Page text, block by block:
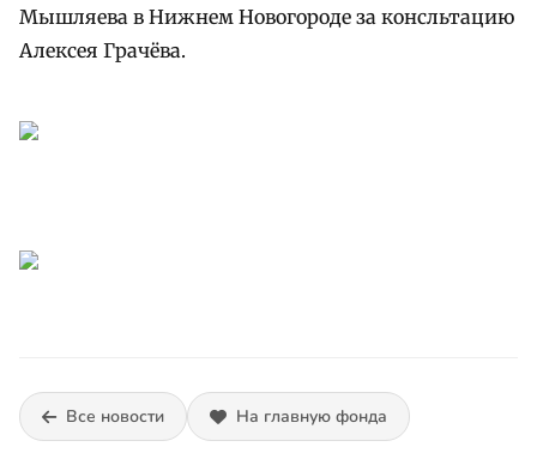
Мышляева в Нижнем Новогороде за консльтацию
Алексея Грачёва.
Все новости На главную фонда